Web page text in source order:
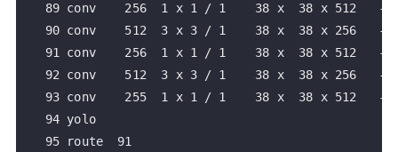
89 conv    256  1 x 1 / 1    38 x  38 x 512   -
90 conv    512  3 x 3 / 1    38 x  38 x 256   -
91 conv    256  1 x 1 / 1    38 x  38 x 512   -
92 conv    512  3 x 3 / 1    38 x  38 x 256   -
93 conv    255  1 x 1 / 1    38 x  38 x 512   -
   94 yolo
   95 route  91